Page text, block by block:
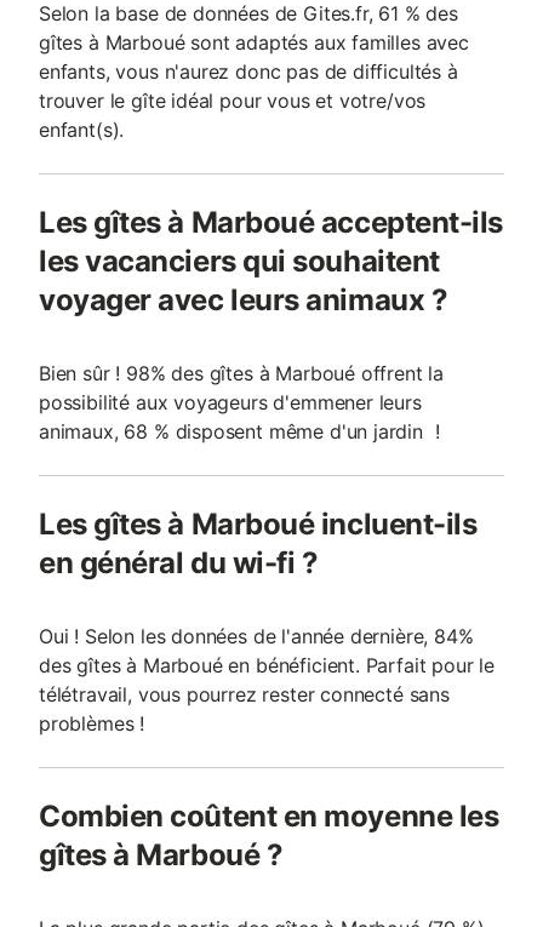
Selon la base de données de Gites.fr, 61 % des
gîtes à Marboué sont adaptés aux familles avec
enfants, vous n'aurez donc pas de difficultés à
trouver le gîte idéal pour vous et votre/vos
enfant(s).
Les gîtes à Marboué acceptent-ils
les vacanciers qui souhaitent
voyager avec leurs animaux ?
Bien sûr ! 98% des gîtes à Marboué offrent la
possibilité aux voyageurs d'emmener leurs
animaux, 68 % disposent même d'un jardin !
Les gîtes à Marboué incluent-ils
en général du wi-fi ?
Oui ! Selon les données de l'année dernière, 84%
des gîtes à Marboué en bénéficient. Parfait pour le
télétravail, vous pourrez rester connecté sans
problèmes !
Combien coûtent en moyenne les
gîtes à Marboué ?